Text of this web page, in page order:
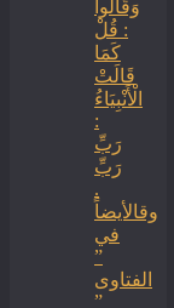
وَقَالُوا
: قُلْ
كَمَا
قَالَتْ
الْأَنْبِيَاءُ
:
رَبِّ
رَبِّ
.
وقالأيضاً
في
”
الفتاوى
”